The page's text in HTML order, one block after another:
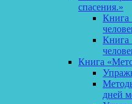
спасения.»
Книга
Книга
Книга
дней